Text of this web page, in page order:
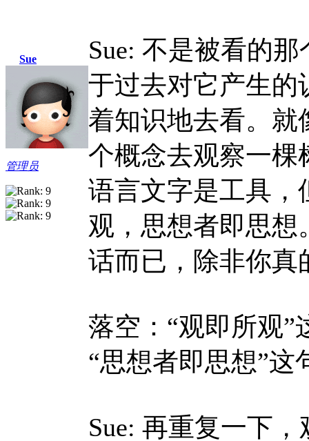
Sue
管理员
Sue: 不是被看的那
于过去对它产生的
着知识地去看。就
个概念去观察一棵
语言文字是工具，
观，思想者即思想
话而已，除非你真
落空：“观即所观”
“思想者即思想”这
Sue: 再重复一下，